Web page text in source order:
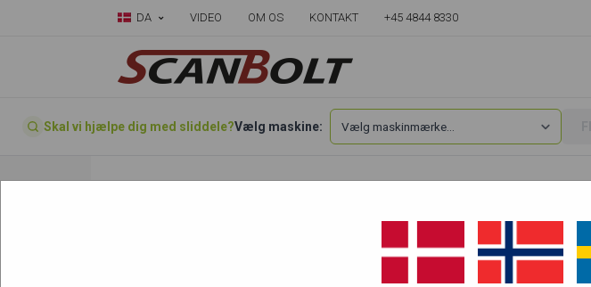
DA VIDEO OM OS KONTAKT +45 4844 8330
Skal vi hjælpe dig med sliddele?Vælg maskine:
1503 - Stålbælter